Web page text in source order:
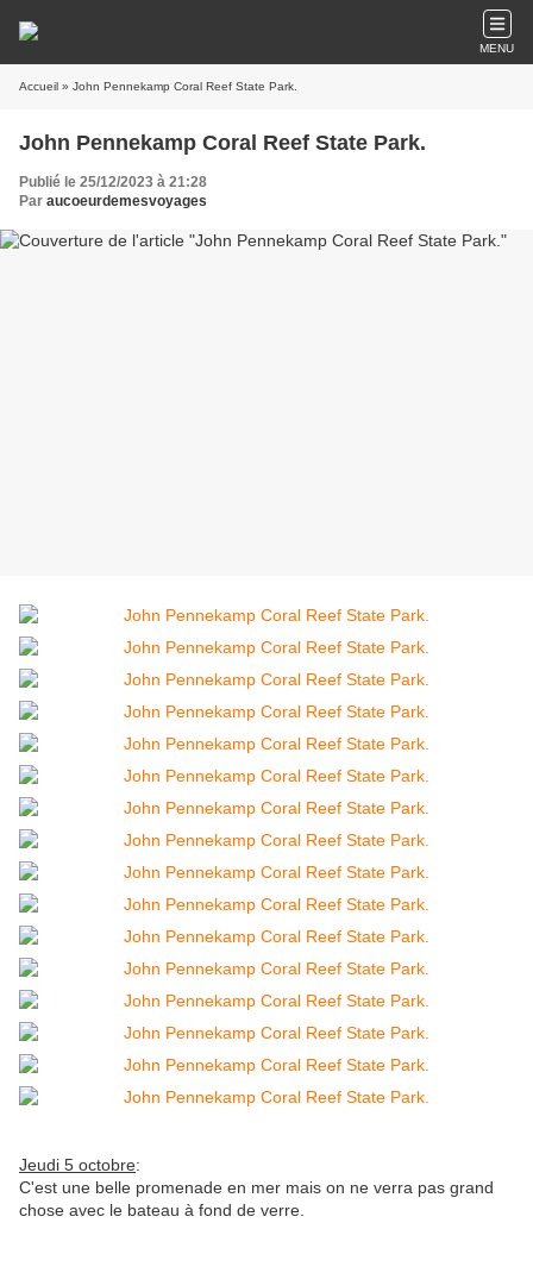
MENU
Accueil » John Pennekamp Coral Reef State Park.
John Pennekamp Coral Reef State Park.
Publié le 25/12/2023 à 21:28
Par aucoeurdemesvoyages
Jeudi 5 octobre:
C'est une belle promenade en mer mais on ne verra pas grand
chose avec le bateau à fond de verre.